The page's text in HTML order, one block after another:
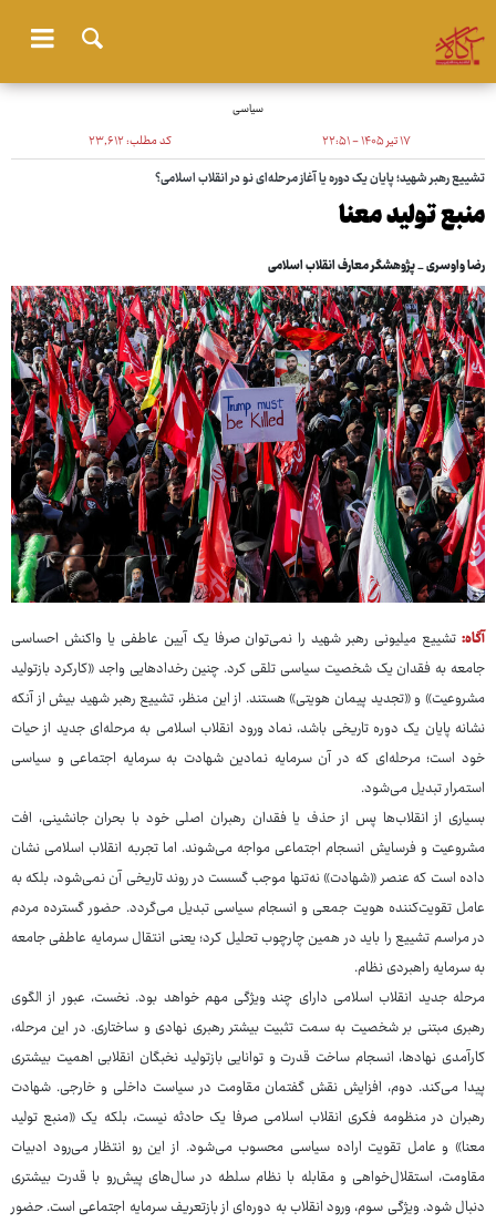
سیاسی
۱۷ تیر ۱۴۰۵ - ۲۲:۵۱ کد مطلب:۲۳٬۶۱۲
تشییع رهبر شهید؛ پایان یک دوره یا آغاز مرحله‌ای نو در انقلاب اسلامی؟
منبع تولید معنا
رضا واوسری _ پژوهشگر معارف انقلاب اسلامی
آگاه: تشییع میلیونی رهبر شهید را نمی‌توان صرفا یک آیین عاطفی یا واکنش احساسی
جامعه به فقدان یک شخصیت سیاسی تلقی کرد. چنین رخدادهایی واجد «کارکرد بازتولید
مشروعیت» و «تجدید پیمان هویتی» هستند. از این منظر، تشییع رهبر شهید بیش از آنکه
نشانه پایان یک دوره تاریخی باشد، نماد ورود انقلاب اسلامی به مرحله‌ای جدید از حیات
خود است؛ مرحله‌ای که در آن سرمایه نمادین شهادت به سرمایه اجتماعی و سیاسی
استمرار تبدیل می‌شود.
بسیاری از انقلاب‌ها پس از حذف یا فقدان رهبران اصلی خود با بحران جانشینی، افت
مشروعیت و فرسایش انسجام اجتماعی مواجه می‌شوند. اما تجربه انقلاب اسلامی نشان
داده است که عنصر «شهادت» نه‌تنها موجب گسست در روند تاریخی آن نمی‌شود، بلکه به
عامل تقویت‌کننده هویت جمعی و انسجام سیاسی تبدیل می‌گردد. حضور گسترده مردم
در مراسم تشییع را باید در همین چارچوب تحلیل کرد؛ یعنی انتقال سرمایه عاطفی جامعه
به سرمایه راهبردی نظام.
مرحله جدید انقلاب اسلامی دارای چند ویژگی مهم خواهد بود. نخست، عبور از الگوی
رهبری مبتنی بر شخصیت به سمت تثبیت بیشتر رهبری نهادی و ساختاری. در این مرحله،
کارآمدی نهادها، انسجام ساخت قدرت و توانایی بازتولید نخبگان انقلابی اهمیت بیشتری
پیدا می‌کند. دوم، افزایش نقش گفتمان مقاومت در سیاست داخلی و خارجی. شهادت
رهبران در منظومه فکری انقلاب اسلامی صرفا یک حادثه نیست، بلکه یک «منبع تولید
معنا» و عامل تقویت اراده سیاسی محسوب می‌شود. از این رو انتظار می‌رود ادبیات
مقاومت، استقلال‌خواهی و مقابله با نظام سلطه در سال‌های پیش‌رو با قدرت بیشتری
دنبال شود. ویژگی سوم، ورود انقلاب به دوره‌ای از بازتعریف سرمایه اجتماعی است. حضور